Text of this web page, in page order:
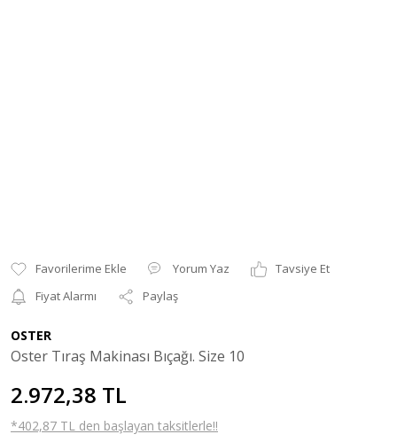
Yorum Yaz
Tavsiye Et
Fiyat Alarmı
Paylaş
OSTER
Oster Tıraş Makinası Bıçağı. Size 10
2.972,38 TL
*402,87 TL den başlayan taksitlerle!!